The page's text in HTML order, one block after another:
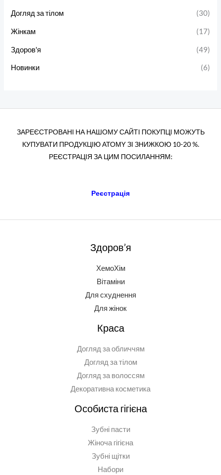
Догляд за тілом (30)
Жінкам (17)
Здоров'я (49)
Новинки (6)
ЗАРЕЄСТРОВАНІ НА НАШОМУ САЙТІ ПОКУПЦІ МОЖУТЬ
КУПУВАТИ ПРОДУКЦІЮ АТОМY ЗІ ЗНИЖКОЮ 10-20 %.
РЕЄСТРАЦІЯ ЗА ЦИМ ПОСИЛАННЯМ:
Реєстрація
Здоров’я
ХемоХім
Вітаміни
Для схуднення
Для жінок
Краса
Догляд за обличчям
Догляд за тілом
Догляд за волоссям
Декоративна косметика
Особиста гігієна
Зубні пасти
Жіноча гігієна
Зубні щітки
Набори